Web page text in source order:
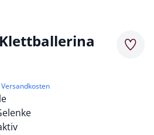
Versandkosten